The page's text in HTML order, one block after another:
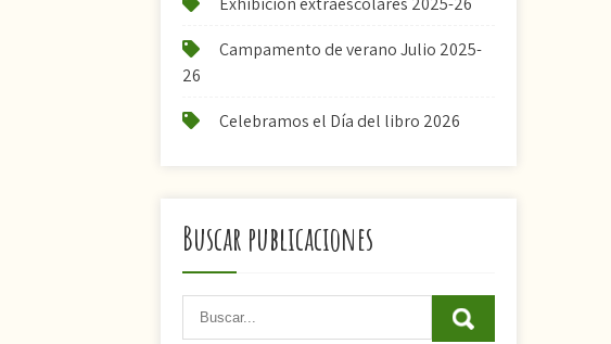
Campamento de verano Julio 2025-
26
Celebramos el Día del libro 2026
Buscar publicaciones